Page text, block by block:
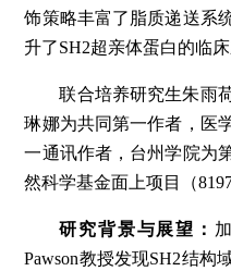
饰策略丰富了脂质递送系
升了SH2超亲体蛋白的临床
联合培养研究生朱雨
琳娜为共同第一作者，医
一通讯作者，台州学院为
然科学基金面上项目（
研究背景与展望：
Pawson教授发现SH2结构